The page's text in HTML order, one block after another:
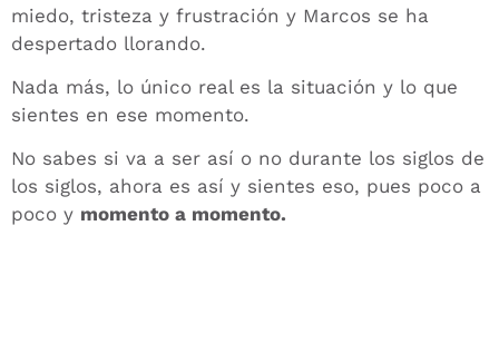
miedo, tristeza y frustración y Marcos se ha
despertado llorando.
Nada más, lo único real es la situación y lo que
sientes en ese momento.
No sabes si va a ser así o no durante los siglos de
los siglos, ahora es así y sientes eso, pues poco a
poco y momento a momento.